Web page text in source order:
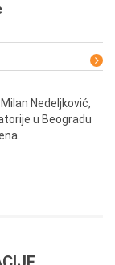
Nedeljković,
u Beogradu